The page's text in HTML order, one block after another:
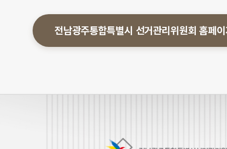
전남광주통합특별시 선거관리위원회 홈페